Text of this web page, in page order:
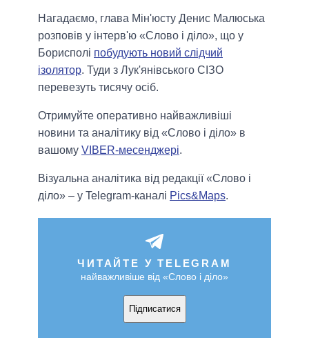
Нагадаємо, глава Мін'юсту Денис Малюська
розповів у інтерв'ю «Слово і діло», що у
Борисполі побудують новий слідчий
ізолятор. Туди з Лук'янівського СІЗО
перевезуть тисячу осіб.
Отримуйте оперативно найважливіші
новини та аналітику від «Слово і діло» в
вашому VIBER-месенджері.
Візуальна аналітика від редакції «Слово і
діло» – у Telegram-каналі Pics&Maps.
ЧИТАЙТЕ У TELEGRAM
найважливіше від «Слово і діло»
Підписатися